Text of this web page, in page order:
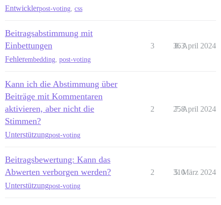
Entwicklerpost-voting css
Beitragsabstimmung mit
Einbettungen
Fehlerembedding post-voting
3 363
8. April 2024
Kann ich die Abstimmung über
Beiträge mit Kommentaren
aktivieren, aber nicht die
Stimmen?
Unterstützungpost-voting
2 258
7. April 2024
Beitragsbewertung: Kann das
Abwerten verborgen werden?
Unterstützungpost-voting
2 310
5. März 2024